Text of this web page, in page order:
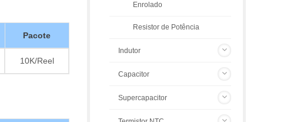
Pacote
10K/Reel
Enrolado
Resistor de Potência
Indutor
Capacitor
Supercapacitor